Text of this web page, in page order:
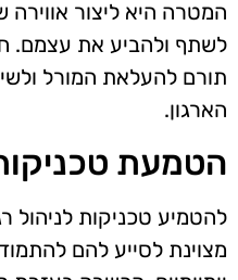
המטרה היא ליצור אווירה
לשתף ולהביע את עצמם.
תורם להעלאת המורל
הארגון.
הטמעת
להטמיע טכניקות לניהול
מצוינת לסייע להם